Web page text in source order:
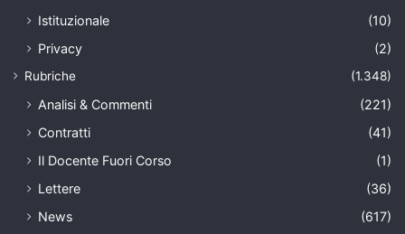
Istituzionale
(10)
Privacy
(2)
Rubriche (1.348)
Analisi & Commenti
(221)
Contratti
(41)
Il Docente Fuori Corso
(1)
Lettere
(36)
News
(617)